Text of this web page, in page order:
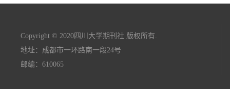
Copyright © 2020四川大学期刊社 版权所有.
地址：成都市一环路南一段24号
邮编：610065